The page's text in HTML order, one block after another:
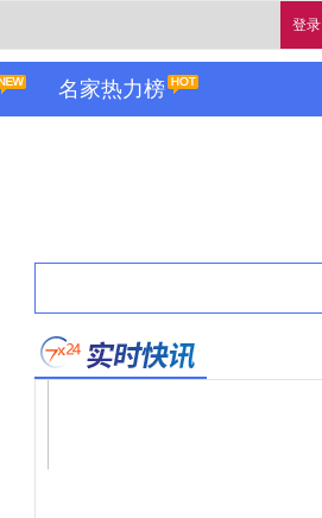
登录
名家热力榜